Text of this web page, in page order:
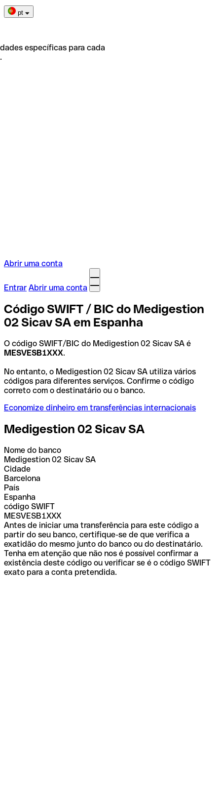
pt
específicas para cada
Abrir uma conta
Entrar Abrir uma conta
Código SWIFT / BIC do Medigestion
02 Sicav SA em Espanha
O código SWIFT/BIC do Medigestion 02 Sicav SA é
MESVESB1XXX.
No entanto, o Medigestion 02 Sicav SA utiliza vários
códigos para diferentes serviços. Confirme o código
correto com o destinatário ou o banco.
Economize dinheiro em transferências internacionais
Medigestion 02 Sicav SA
Nome do banco
Medigestion 02 Sicav SA
Cidade
Barcelona
País
Espanha
código SWIFT
MESVESB1XXX
Antes de iniciar uma transferência para este código a
partir do seu banco, certifique-se de que verifica a
exatidão do mesmo junto do banco ou do destinatário.
Tenha em atenção que não nos é possível confirmar a
existência deste código ou verificar se é o código SWIFT
exato para a conta pretendida.